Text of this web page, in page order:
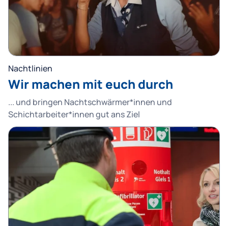
Nachtlinien
Wir machen mit euch durch
... und bringen Nachtschwärmer*innen und
Schichtarbeiter*innen gut ans Ziel